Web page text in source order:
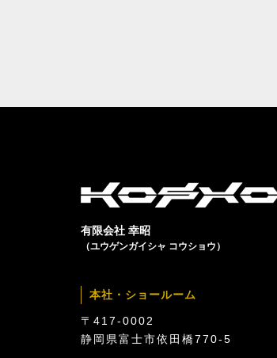
有限会社 幸昭
（ユウゲンガイシャ コウショウ）
本社・ショールーム
〒417-0002
静岡県富士市依田橋770-5